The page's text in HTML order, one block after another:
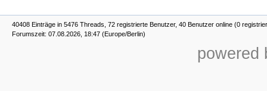
40408 Einträge in 5476 Threads, 72 registrierte Benutzer, 40 Benutzer online (0
Forumszeit: 07.08.2026, 18:47 (Europe/Berlin)
powered